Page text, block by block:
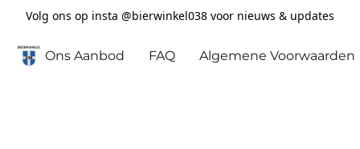
Volg ons op insta @bierwinkel038 voor nieuws & updates
Ons Aanbod FAQ Algemene Voorwaarden